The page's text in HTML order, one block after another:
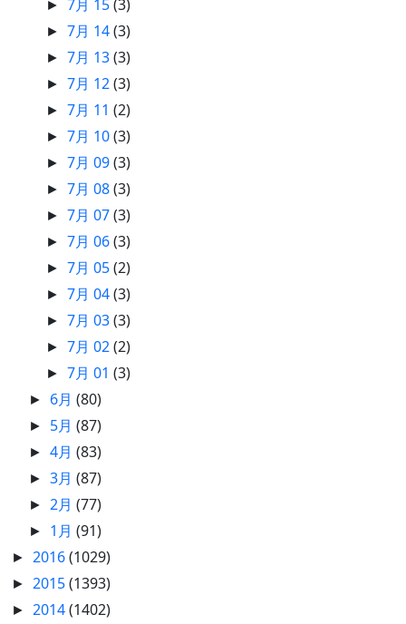
►7月 15(3)
►7月 14(3)
►7月 13(3)
►7月 12(3)
►7月 11(2)
►7月 10(3)
►7月 09(3)
►7月 08(3)
►7月 07(3)
►7月 06(3)
►7月 05(2)
►7月 04(3)
►7月 03(3)
►7月 02(2)
►7月 01(3)
► 6月(80)
► 5月(87)
►4月(83)
►3月(87)
► 2月(77)
► 1月(91)
► 2016(1029)
► 2015(1393)
► 2014(1402)